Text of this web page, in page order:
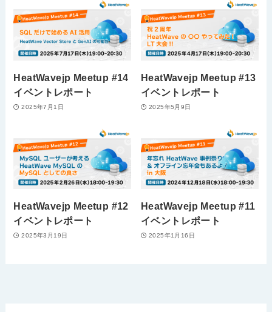
HeatWavejp Meetup #14
イベントレポート
2025年7月1日
HeatWavejp Meetup #13
イベントレポート
2025年5月9日
HeatWavejp Meetup #12
イベントレポート
2025年3月19日
HeatWavejp Meetup #11
イベントレポート
2025年1月16日